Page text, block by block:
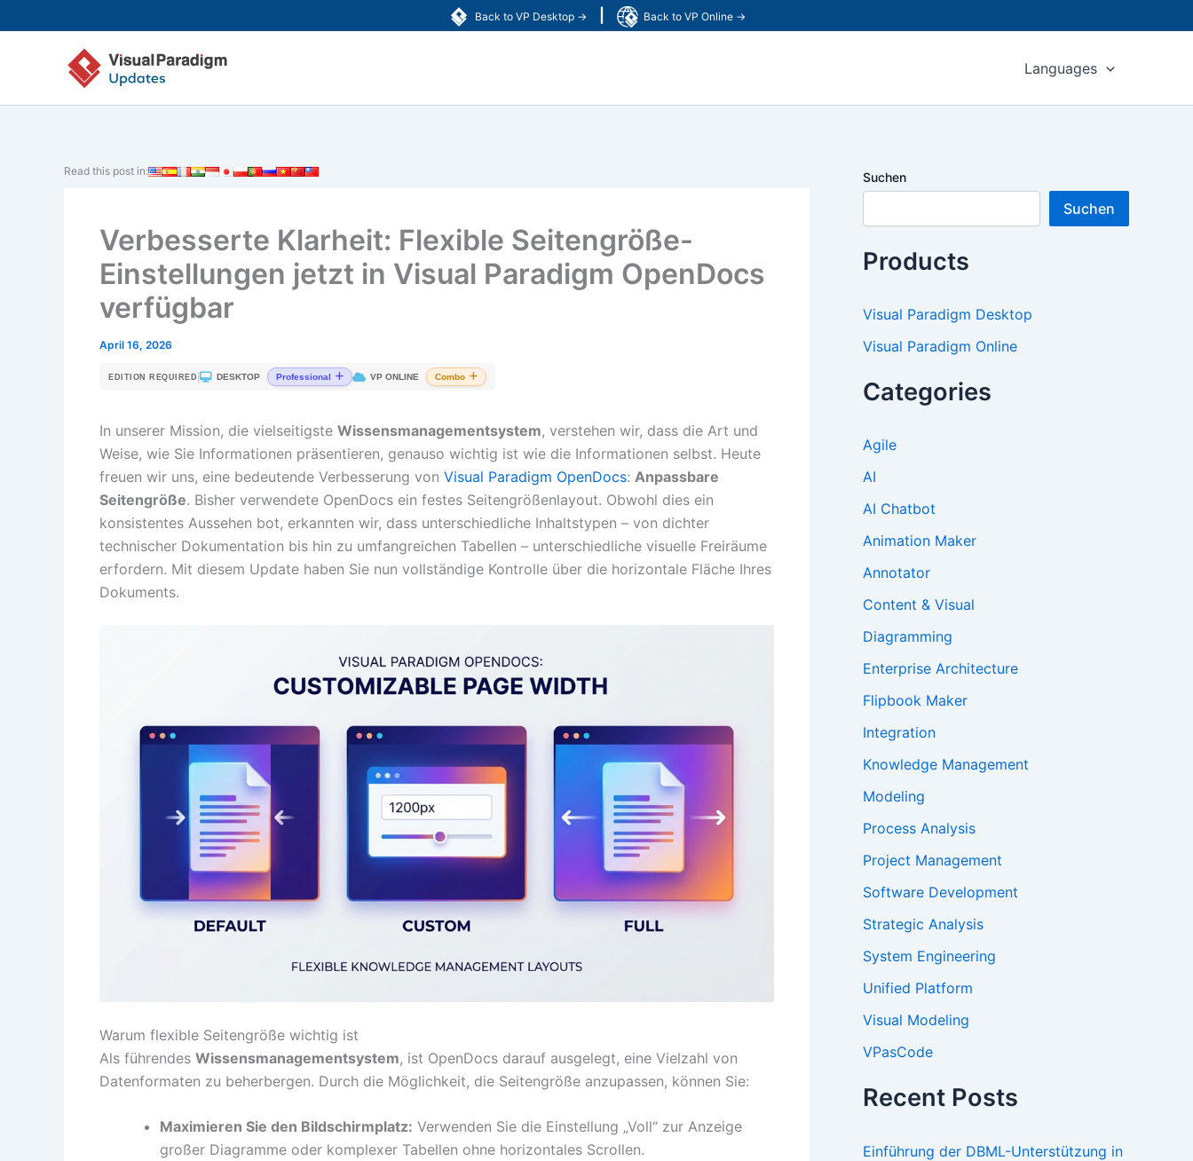
Back to VP Desktop → Back to VP Online →
Inhalt
Languages
Read this post in:
Verbesserte Klarheit: Flexible Seitengröße-
Einstellungen jetzt in Visual Paradigm OpenDocs
verfügbar
April 16, 2026
EDITION REQUIRED DESKTOP Professional VP ONLINE Combo
In unserer Mission, die vielseitigste Wissensmanagementsystem, verstehen wir, dass die Art und
Weise, wie Sie Informationen präsentieren, genauso wichtig ist wie die Informationen selbst. Heute
freuen wir uns, eine bedeutende Verbesserung von Visual Paradigm OpenDocs: Anpassbare
Seitengröße. Bisher verwendete OpenDocs ein festes Seitengrößenlayout. Obwohl dies ein
konsistentes Aussehen bot, erkannten wir, dass unterschiedliche Inhaltstypen – von dichter
technischer Dokumentation bis hin zu umfangreichen Tabellen – unterschiedliche visuelle Freiräume
erfordern. Mit diesem Update haben Sie nun vollständige Kontrolle über die horizontale Fläche Ihres
Dokuments.
Warum flexible Seitengröße wichtig ist
Als führendes Wissensmanagementsystem, ist OpenDocs darauf ausgelegt, eine Vielzahl von
Datenformaten zu beherbergen. Durch die Möglichkeit, die Seitengröße anzupassen, können Sie:
Maximieren Sie den Bildschirmplatz: Verwenden Sie die Einstellung „Voll“ zur Anzeige
großer Diagramme oder komplexer Tabellen ohne horizontales Scrollen.
Suchen
Suchen
Products
Visual Paradigm Desktop
Visual Paradigm Online
Categories
Agile
AI
AI Chatbot
Animation Maker
Annotator
Content & Visual
Diagramming
Enterprise Architecture
Flipbook Maker
Integration
Knowledge Management
Modeling
Process Analysis
Project Management
Software Development
Strategic Analysis
System Engineering
Unified Platform
Visual Modeling
VPasCode
Recent Posts
Einführung der DBML-Unterstützung in